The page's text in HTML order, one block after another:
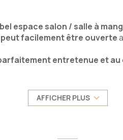
bel espace salon / salle à
facilement être ouverte
entretenue et au
AFFICHER PLUS